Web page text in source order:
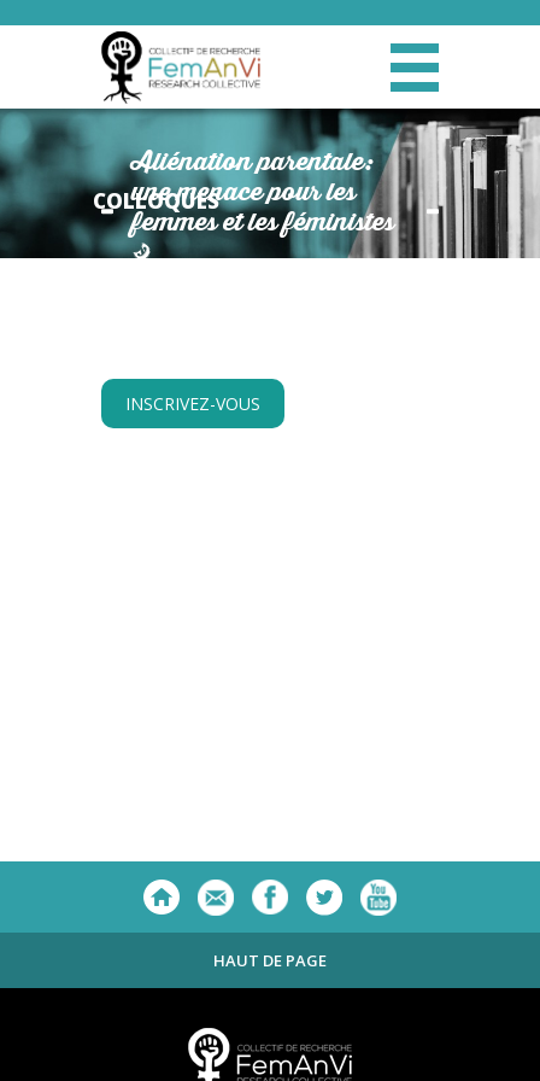
COLLOQUES
Aliénation parentale:
une menace pour les
femmes et les féministes
?
INSCRIVEZ-VOUS
HAUT DE PAGE